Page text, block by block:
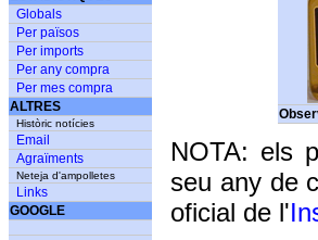
Globals
Per països
Per imports
Per any compra
Per mes compra
ALTRES
Històric notícies
Email
Agraïments
Neteja d'ampolletes
Links
GOOGLE
NOTA: els
seu any de
oficial de l'